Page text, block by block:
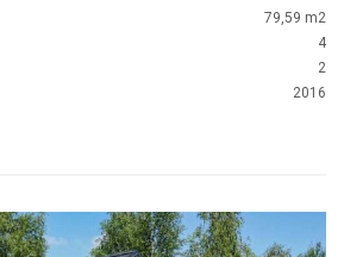
79,59 m2
4
2
2016